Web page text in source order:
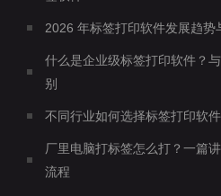
2026 年标签打印软件发展趋势
什么是企业级标签打印软件？
别
不同行业如何选择标签打印软
厂里电脑打标签怎么打？一篇
流程